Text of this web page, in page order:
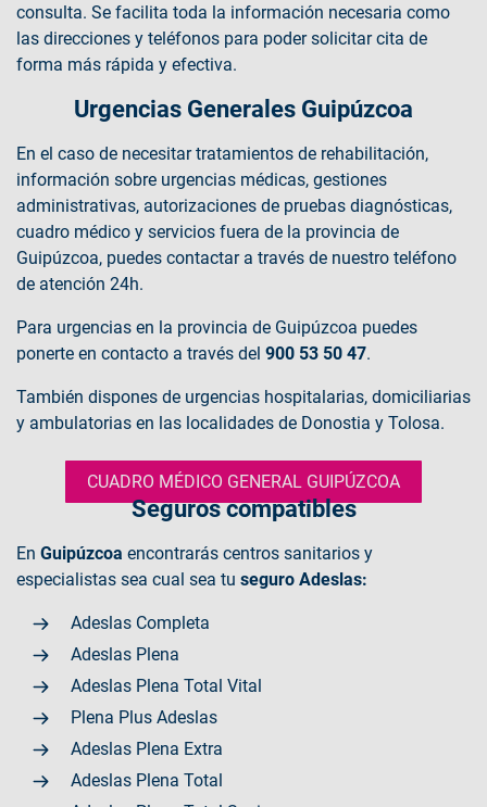
consulta. Se facilita toda la información necesaria como
las direcciones y teléfonos para poder solicitar cita de
forma más rápida y efectiva.
Urgencias Generales Guipúzcoa
En el caso de necesitar tratamientos de rehabilitación,
información sobre urgencias médicas, gestiones
administrativas, autorizaciones de pruebas diagnósticas,
cuadro médico y servicios fuera de la provincia de
Guipúzcoa, puedes contactar a través de nuestro teléfono
de atención 24h.
Para urgencias en la provincia de Guipúzcoa puedes
ponerte en contacto a través del 900 53 50 47.
También dispones de urgencias hospitalarias, domiciliarias
y ambulatorias en las localidades de Donostia y Tolosa.
CUADRO MÉDICO GENERAL GUIPÚZCOA
Seguros compatibles
En Guipúzcoa encontrarás centros sanitarios y
especialistas sea cual sea tu seguro Adeslas:
Adeslas Completa
Adeslas Plena
Adeslas Plena Total Vital
Plena Plus Adeslas
Adeslas Plena Extra
Adeslas Plena Total